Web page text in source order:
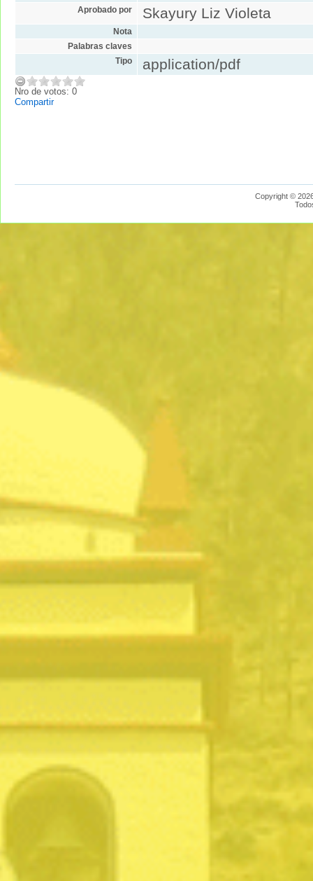
Aprobado por Skayury Liz Violeta
Nota
Palabras claves
Tipo
application/pdf
Nro de votos: 0
Compartir
Copyright ©